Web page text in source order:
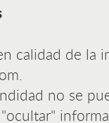
calidad de la
no se